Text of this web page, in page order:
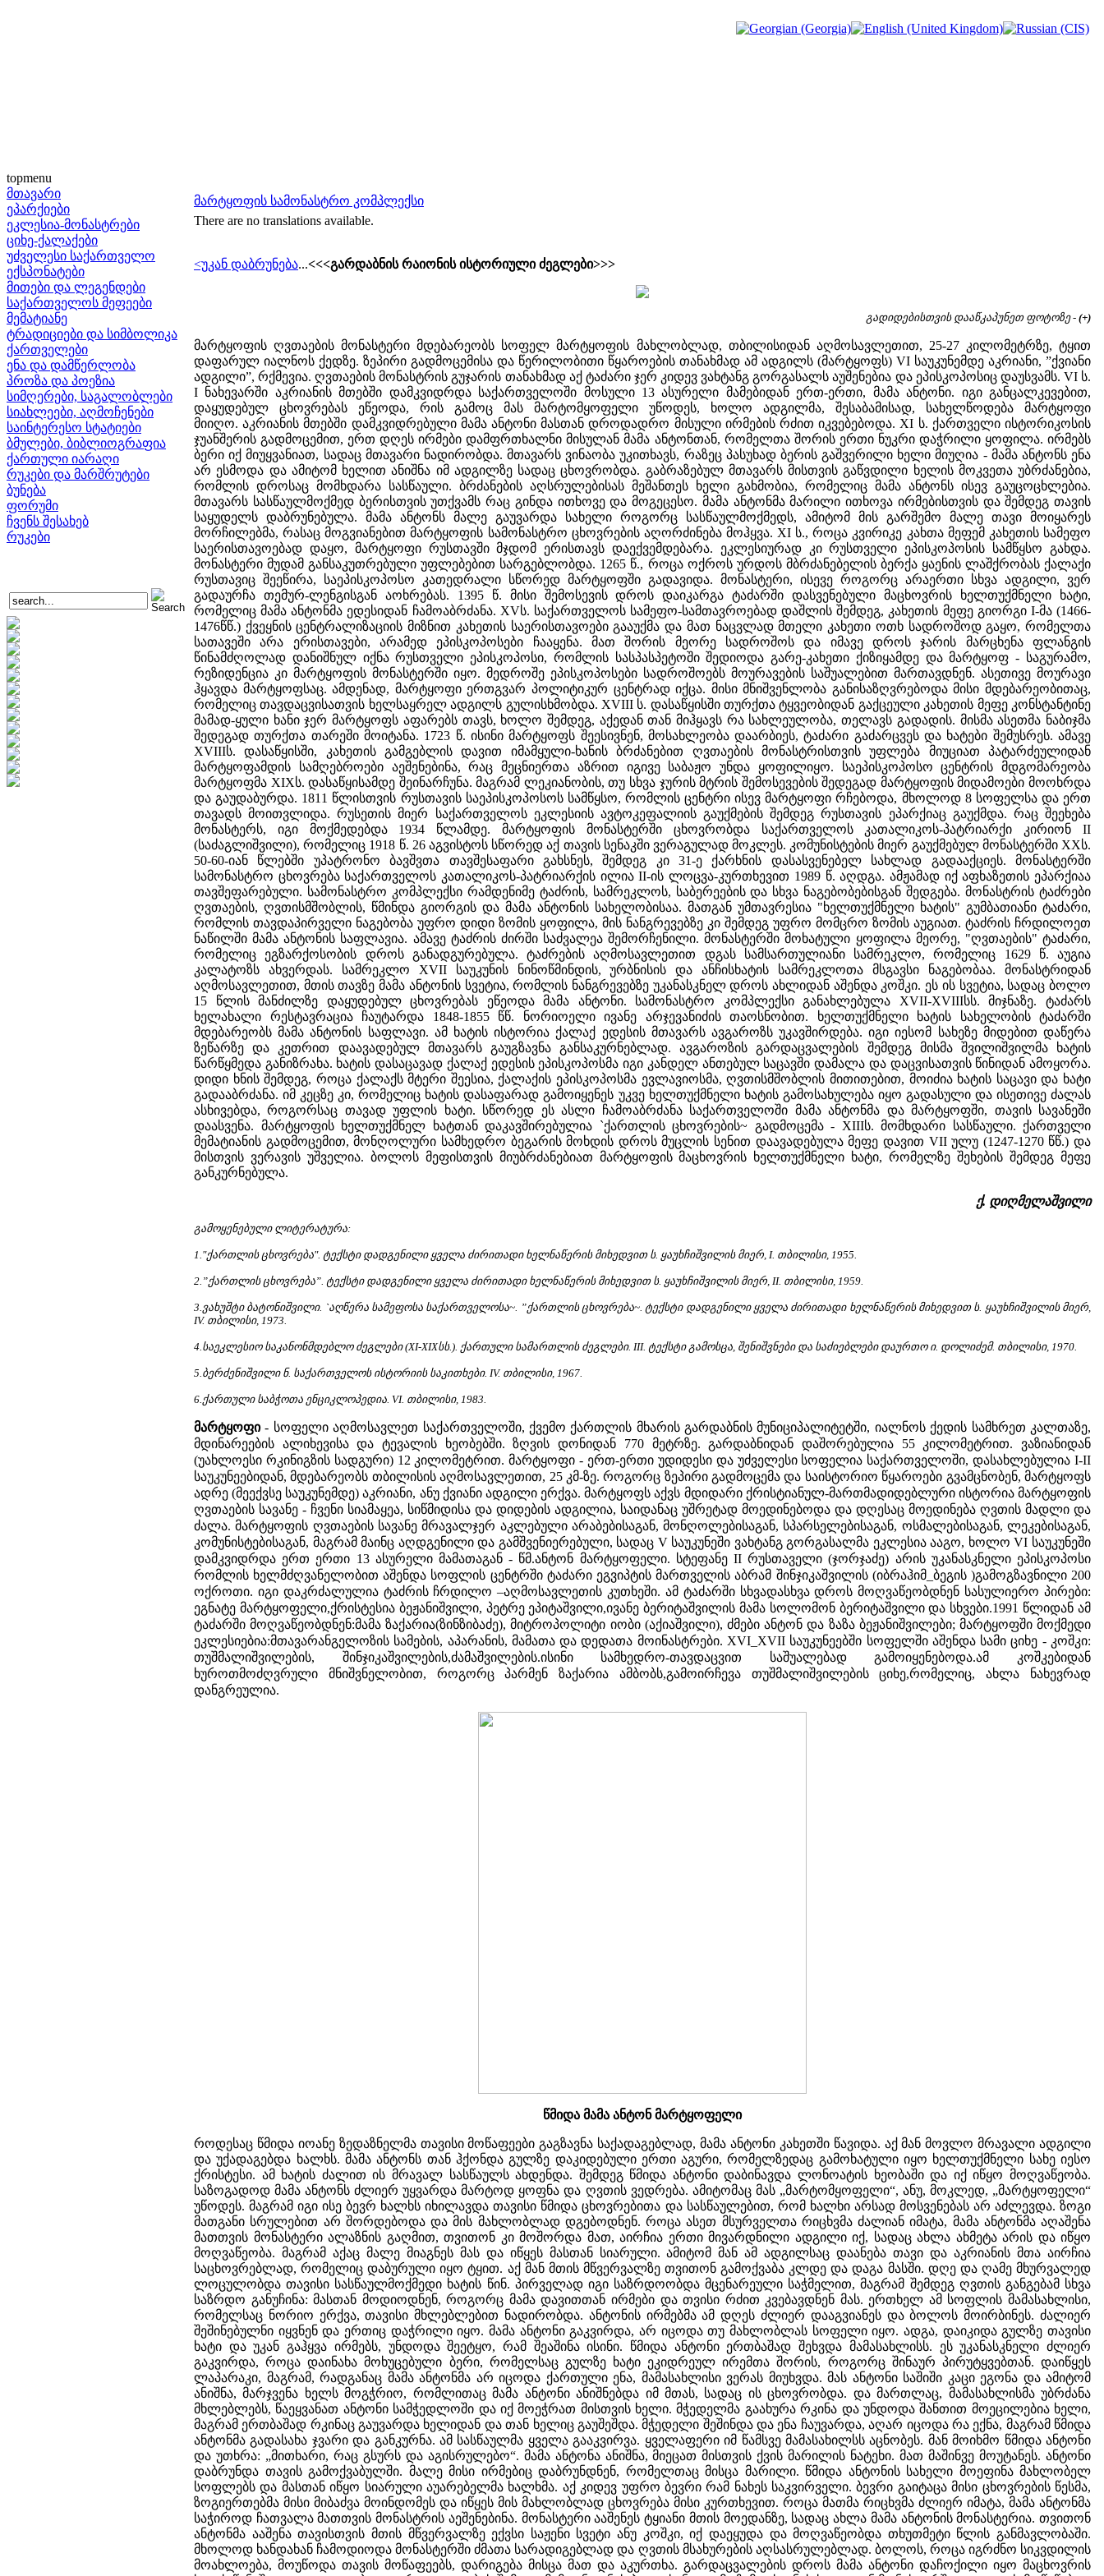
topmenu
მთავარი
ეპარქიები
ეკლესია-მონასტრები
ციხე-ქალაქები
უძველესი საქართველო
ექსპონატები
მითები და ლეგენდები
საქართველოს მეფეები
მემატიანე
ტრადიციები და სიმბოლიკა
ქართველები
ენა და დამწერლობა
პროზა და პოეზია
სიმღერები, საგალობლები
სიახლეები, აღმოჩენები
საინტერესო სტატიები
ბმულები, ბიბლიოგრაფია
ქართული იარაღი
რუკები და მარშრუტები
ბუნება
ფორუმი
ჩვენს შესახებ
რუკები
მარტყოფის სამონასტრო კომპლექსი
There are no translations available.
<უკან დაბრუნება...<<<გარდაბნის რაიონის ისტორიული ძეგლები>>>
გადიდებისთვის დააწკაპუნეთ ფოტოზე - (+)
მარტყოფის ღვთაების მონასტერი მდებარეობს სოფელ მარტყოფის მახლობლად, თბილისიდან აღმოსავლეთით, 25-27 კილომეტრზე, ტყით
დაფარულ იალნოს ქედზე. ზეპირი გადმოცემისა და წერილობითი წყაროების თანახმად ამ ადგილს (მარტყოფს) VI საუკუნემდე აკრიანი, ”ქვიანი
ადგილი”, რქმევია. ღვთაების მონასტრის გუჯარის თანახმად აქ ტაძარი ჯერ კიდევ ვახტანგ გორგასალს აუშენებია და ეპისკოპოსიც დაუსვამს. VI ს.
I ნახევარში აკრიანის მთებში დამკვიდრდა საქართველოში მოსული 13 ასურელი მამებიდან ერთ-ერთი, მამა ანტონი. იგი განცალკევებით,
დაყუდებულ ცხოვრებას ეწეოდა, რის გამოც მას მარტომყოფელი უწოდეს, ხოლო ადგილმა, შესაბამისად, სახელწოდება მარტყოფი
მიიღო. აკრიანის მთებში დამკვიდრებული მამა ანტონი მასთან დროდადრო მისული ირმების რძით იკვებებოდა. XI ს. ქართველი ისტორიკოსის
ჯუანშერის გადმოცემით, ერთ დღეს ირმები დამფრთხალნი მისულან მამა ანტონთან, რომელთა შორის ერთი ნუკრი დაჭრილი ყოფილა. ირმებს
ბერი იქ მიუყვანიათ, სადაც მთავარი ნადირობდა. მთავარს ვინაობა უკითხავს, რაზეც პასუხად ბერის გაშვერილი ხელი მიუღია - მამა ანტონს ენა
არ ესმოდა და ამიტომ ხელით ანიშნა იმ ადგილზე სადაც ცხოვრობდა. გაბრაზებულ მთავარს მისთვის გაწვდილი ხელის მოკვეთა უბრძანებია,
რომლის დროსაც მომხდარა სასწაული. ბრძანების აღსრულებისას მეშანთეს ხელი გახმობია, რომელიც მამა ანტონს ისევ გაუცოცხლებია.
მთავარს სასწაულმოქმედ ბერისთვის უთქვამს რაც გინდა ითხოვე და მოგეცესო. მამა ანტონმა მარილი ითხოვა ირმებისთვის და შემდეგ თავის
საყუდელს დაბრუნებულა. მამა ანტონს მალე გაუვარდა სახელი როგორც სასწაულმოქმედს, ამიტომ მის გარშემო მალე თავი მოიყარეს
მორჩილებმა, რასაც მოგვიანებით მარტყოფის სამონასტრო ცხოვრების აღორძინება მოჰყვა. XI ს., როცა კვირიკე კახთა მეფემ კახეთის სამეფო
საერისთავოებად დაყო, მარტყოფი რუსთავში მჯდომ ერისთავს დაექვემდებარა. ეკლესიურად კი რუსთველი ეპისკოპოსის სამწყსო გახდა.
მონასტერი მუდამ განსაკუთრებული უფლებებით სარგებლობდა. 1265 წ., როცა ოქროს ურდოს მბრძანებელის ბერქა ყაენის ლაშქრობას ქალაქი
რუსთავიც შეეწირა, საეპისკოპოსო კათედრალი სწორედ მარტყოფში გადავიდა. მონასტერი, ისევე როგორც არაერთი სხვა ადგილი, ვერ
გადაურჩა თემურ-ლენგისგან აოხრებას. 1395 წ. მისი შემოსევის დროს დაიკარგა ტაძარში დასვენებული მაცხოვრის ხელთუქმნელი ხატი,
რომელიც მამა ანტონმა ედესიდან ჩამოაბრძანა. XVს. საქართველოს სამეფო-სამთავროებად დაშლის შემდეგ, კახეთის მეფე გიორგი I-მა (1466-
1476წწ.) ქვეყნის ცენტრალიზაციის მიზნით კახეთის საერისთავოები გააუქმა და მათ ნაცვლად მთელი კახეთი ოთხ სადროშოდ გაყო, რომელთა
სათავეში არა ერისთავები, არამედ ეპისკოპოსები ჩააყენა. მათ შორის მეორე სადროშოს და იმავე დროს ჯარის მარცხენა ფლანგის
წინამძღოლად დანიშნულ იქნა რუსთველი ეპისკოპოსი, რომლის სასპასპეტოში შედიოდა გარე-კახეთი ქიზიყამდე და მარტყოფ - საგურამო,
რეზიდენცია კი მარტყოფის მონასტერში იყო. მედროშე ეპისკოპოსები სადროშოებს მოურავების საშუალებით მართავდნენ. ასეთივე მოურავი
ჰყავდა მარტყოფსაც. ამდენად, მარტყოფი ერთგვარ პოლიტიკურ ცენტრად იქცა. მისი მნიშვენლობა განისაზღვრებოდა მისი მდებარეობითაც,
რომელიც თავდაცვისათვის ხელსაყრელ ადგილს გულისხმობდა. XVIII ს. დასაწყისში თურქთა ტყვეობიდან გაქცეული კახეთის მეფე კონსტანტინე
მამად-ყული ხანი ჯერ მარტყოფს აფარებს თავს, ხოლო შემდეგ, აქედან თან მიჰყავს რა სახლეულობა, თელავს გადადის. მისმა ასეთმა ნაბიჯმა
შედეგად თურქთა თარეში მოიტანა. 1723 წ. ისინი მარტყოფს შეესივნენ, მოსახლეობა დაარბიეს, ტაძარი გაძარცვეს და ხატები შემუსრეს. ამავე
XVIIIს. დასაწყისში, კახეთის გამგებლის დავით იმამყული-ხანის ბრძანებით ღვთაების მონასტრისთვის უფლება მიუციათ პატარძეულიდან
მარტყოფამდის სამღებროები აეშენებინა, რაც მეცნიერთა აზრით იგივე საბაჟო უნდა ყოფილიყო. საეპისკოპოსო ცენტრის მდგომარეობა
მარტყოფმა XIXს. დასაწყისამდე შეინარჩუნა. მაგრამ ლეკიანობის, თუ სხვა ჯურის მტრის შემოსევების შედეგად მარტყოფის მიდამოები მოოხრდა
და გაუდაბურდა. 1811 წლისთვის რუსთავის საეპისკოპოსოს სამწყსო, რომლის ცენტრი ისევ მარტყოფი რჩებოდა, მხოლოდ 8 სოფელსა და ერთ
თავადს მოითვლიდა. რუსეთის მიერ საქართველოს ეკლესიის ავტოკეფალიის გაუქმების შემდეგ რუსთავის ეპარქიაც გაუქმდა. რაც შეეხება
მონასტერს, იგი მოქმედებდა 1934 წლამდე. მარტყოფის მონასტერში ცხოვრობდა საქართველოს კათალიკოს-პატრიარქი კირიონ II
(საძაგლიშვილი), რომელიც 1918 წ. 26 აგვისტოს სწორედ აქ თავის სენაკში ვერაგულად მოკლეს. კომუნისტების მიერ გაუქმებულ მონასტერში XXს.
50-60-იან წლებში უპატრონო ბავშვთა თავშესაფარი გახსნეს, შემდეგ კი 31-ე ქარხნის დასასვენებელ სახლად გადააქციეს. მონასტერში
სამონასტრო ცხოვრება საქართველოს კათალიკოს-პატრიარქის ილია II-ის ლოცვა-კურთხევით 1989 წ. აღდგა. ამჟამად იქ აფხაზეთის ეპარქიაა
თავშეფარებული. სამონასტრო კომპლექსი რამდენიმე ტაძრის, სამრეკლოს, საბერეების და სხვა ნაგებობებისგან შედგება. მონასტრის ტაძრები
ღვთაების, ღვთისმშობლის, წმინდა გიორგის და მამა ანტონის სახელობისაა. მათგან უმთავრესია "ხელთუქმნელი ხატის" გუმბათიანი ტაძარი,
რომლის თავდაპირველი ნაგებობა უფრო დიდი ზომის ყოფილა, მის ნანგრევებზე კი შემდეგ უფრო მომცრო ზომის აუგიათ. ტაძრის ჩრდილოეთ
ნაწილში მამა ანტონის საფლავია. ამავე ტაძრის ძირში საძვალეა შემორჩენილი. მონასტერში მოხატული ყოფილა მეორე, "ღვთაების" ტაძარი,
რომელიც ეგზარქოსობის დროს განადგურებულა. ტაძრების აღმოსავლეთით დგას სამსართულიანი სამრეკლო, რომელიც 1629 წ. აუგია
კალატოზს ახვერდას. სამრეკლო XVII საუკუნის ნინოწმინდის, ურბნისის და ანჩისხატის სამრეკლოთა მსგავსი ნაგებობაა. მონასტრიდან
აღმოსავლეთით, მთის თავზე მამა ანტონის სვეტია, რომლის ნანგრევებზე უკანასკნელ დროს ახლიდან აშენდა კოშკი. ეს ის სვეტია, სადაც ბოლო
15 წლის მანძილზე დაყუდებულ ცხოვრებას ეწეოდა მამა ანტონი. სამონასტრო კომპლექსი განახლებულა XVII-XVIIIსს. მიჯნაზე. ტაძარს
ხელახალი რესტავრაცია ჩაუტარდა 1848-1855 წწ. ნორიოელი ივანე არჯევანიძის თაოსნობით. ხელთუქმნელი ხატის სახელობის ტაძარში
მდებარეობს მამა ანტონის საფლავი. ამ ხატის ისტორია ქალაქ ედესის მთავარს ავგაროზს უკავშირდება. იგი იესომ სახეზე მიდებით დაწერა
ზეწარზე და კეთრით დაავადებულ მთავარს გაუგზავნა განსაკურნებლად. ავგაროზის გარდაცვალების შემდეგ მისმა შვილიშვილმა ხატის
წარწყმედა განიზრახა. ხატის დასაცავად ქალაქ ედესის ეპისკოპოსმა იგი კანდელ ანთებულ საცავში დამალა და დაცვისათვის წინიდან ამოყორა.
დიდი ხნის შემდეგ, როცა ქალაქს მტერი შეესია, ქალაქის ეპისკოპოსმა ევლავიოსმა, ღვთისმშობლის მითითებით, მოიძია ხატის საცავი და ხატი
გადააბრძანა. იმ კეცზე კი, რომელიც ხატის დასაფარად გამოიყენეს უკვე ხელთუქმნელი ხატის გამოსახულება იყო გადასული და ისეთივე ძალას
ასხივებდა, როგორსაც თავად უფლის ხატი. სწორედ ეს ასლი ჩამოაბრძანა საქართველოში მამა ანტონმა და მარტყოფში, თავის სავანეში
დაასვენა. მარტყოფის ხელთუქმნელ ხატთან დაკავშირებულია `ქართლის ცხოვრების~ გადმოცემა - XIIIს. მომხდარი სასწაული. ქართველი
მემატიანის გადმოცემით, მონღოლური სამხედრო ბეგარის მოხდის დროს მუცლის სენით დაავადებულა მეფე დავით VII ულუ (1247-1270 წწ.) და
მისთვის ვერავის უშველია. ბოლოს მეფისთვის მიუბრძანებიათ მარტყოფის მაცხოვრის ხელთუქმნელი ხატი, რომელზე შეხების შემდეგ მეფე
განკურნებულა.
ქ. დიღმელაშვილი
გამოყენებული ლიტერატურა:
1."ქართლის ცხოვრება". ტექსტი დადგენილი ყველა ძირითადი ხელნაწერის მიხედვით ს. ყაუხჩიშვილის მიერ, I. თბილისი, 1955.
2.”ქართლის ცხოვრება”. ტექსტი დადგენილი ყველა ძირითადი ხელნაწერის მიხედვით ს. ყაუხჩიშვილის მიერ, II. თბილისი, 1959.
3.ვახუშტი ბატონიშვილი. `აღწერა სამეფოსა საქართველოსა~. ”ქართლის ცხოვრება~. ტექსტი დადგენილი ყველა ძირითადი ხელნაწერის მიხედვით ს. ყაუხჩიშვილის მიერ,
IV. თბილისი, 1973.
4.საეკლესიო საკანონმდებლო ძეგლები (XI-XIXსს.). ქართული სამართლის ძეგლები. III. ტექსტი გამოსცა, შენიშვნები და საძიებლები დაურთო ი. დოლიძემ. თბილისი, 1970.
5.ბერძენიშვილი ნ. საქართველოს ისტორიის საკითხები. IV. თბილისი, 1967.
6.ქართული საბჭოთა ენციკლოპედია. VI. თბილისი, 1983.
მარტყოფი- სოფელი აღმოსავლეთ საქართველოში, ქვემო ქართლის მხარის გარდაბნის მუნიციპალიტეტში, იალნოს ქედის სამხრეთ კალთაზე,
მდინარეების ალიხევისა და ტევალის ხეობებში. ზღვის დონიდან 770 მეტრზე. გარდაბნიდან დაშორებულია 55 კილომეტრით. ვაზიანიდან
(უახლოესი რკინიგზის სადგური) 12 კილომეტრით. მარტყოფი - ერთ-ერთი უდიდესი და უძველესი სოფელია საქართველოში, დასახლებულია I-II
საუკუნეებიდან, მდებარეობს თბილისის აღმოსავლეთით, 25 კმ-ზე. როგორც ზეპირი გადმოცემა და საისტორიო წყაროები გვამცნობენ, მარტყოფს
ადრე (მეექვსე საუკუნემდე) აკრიანი, ანუ ქვიანი ადგილი ერქვა. მარტყოფს აქვს მდიდარი ქრისტიანულ-მართმადიდებლური ისტორია მარტყოფის
ღვთაების სავანე - ჩვენი სიამაყეა, სიწმიდისა და დიდების ადგილია, საიდანაც უშრეტად მოედინებოდა და დღესაც მოედინება ღვთის მადლი და
ძალა. მარტყოფის ღვთაების სავანე მრავალჯერ აკლებული არაბებისაგან, მონღოლებისაგან, სპარსელებისაგან, ოსმალებისაგან, ლეკებისაგან,
კომუნისტებისაგან, მაგრამ მაინც აღდგენილი და გამშვენიერებული, სადაც V საუკუნეში ვახტანგ გორგასალმა ეკლესია ააგო, ხოლო VI საუკუნეში
დამკვიდრდა ერთ ერთი 13 ასურელი მამათაგან - წმ.ანტონ მარტყოფელი. სტეფანე II რუსთაველი (ჯორჯაძე) არის უკანასკნელი ეპისკოპოსი
რომლის ხელმძღვანელობით აშენდა სოფლის ცენტრში ტაძარი ეგვიპტის მართველის აბრამ შინჯიკაშვილის (იბრაჰიმ_ბეგის )გამოგზავნილი 200
ოქროთი. იგი დაკრძალულია ტაძრის ჩრდილო –აღმოსავლეთის კუთხეში. ამ ტაძარში სხვადასხვა დროს მოღვაწეობდნენ სასულიერო პირები:
ეგნატე მარტყოფელი,ქრისტესია ბეჟანიშვილი, პეტრე ეპიტაშვილი,ივანე ბერიტაშვილის მამა სოლომონ ბერიტაშვილი და სხვები.1991 წლიდან ამ
ტაძარში მოღვაწეობდნენ:მამა ზაქარია(ზინზიბაძე), მიტროპოლიტი იობი (აქიაშვილი), ძმები ანტონ და ზაზა ბეჟანიშვილები; მარტყოფში მოქმედი
ეკლესიებია:მთავარანგელოზის სამების, აპარანის, მამათა და დედათა მოინასტრები. XVI_XVII საუკუნეებში სოფელში აშენდა სამი ციხე - კოშკი:
თუშმალიშვილების, შინჯიკაშვილების,ძამაშვილების.ისინი სამხედრო-თავდაცვით საშუალებად გამოიყენებოდა.ამ კოშკებიდან
ხუროთმოძღვრული მნიშვნელობით, როგორც პარმენ ზაქარია ამბობს,გამოირჩევა თუშმალიშვილების ციხე,რომელიც, ახლა ნახევრად
დანგრეულია.
წმიდა მამა ანტონ მარტყოფელი
როდესაც წმიდა იოანე ზედაზნელმა თავისი მოწაფეები გაგზავნა საქადაგებლად, მამა ანტონი კახეთში წავიდა. აქ მან მოვლო მრავალი ადგილი
და უქადაგებდა ხალხს. მამა ანტონს თან ჰქონდა გულზე დაკიდებული ერთი აგური, რომელზედაც გამოხატული იყო ხელთუქმნელი სახე იესო
ქრისტესი. ამ ხატის ძალით ის მრავალ სასწაულს ახდენდა. შემდეგ წმიდა ანტონი დაბინავდა ლონოატის ხეობაში და იქ იწყო მოღვაწეობა.
საზოგადოდ მამა ანტონს ძლიერ უყვარდა მარტოდ ყოფნა და ღვთის ვედრება. ამიტომაც მას „მარტომყოფელი“, ანუ, მოკლედ, „მარტყოფელი“
უწოდეს. მაგრამ იგი ისე ბევრ ხალხს იხილავდა თავისი წმიდა ცხოვრებითა და სასწაულებით, რომ ხალხი არსად მოსვენებას არ აძლევდა. ზოგი
მათგანი სრულებით არ შორდებოდა და მის მახლობლად დგებოდნენ. როცა ასეთ მსურველთა რიცხვმა ძალიან იმატა, მამა ანტონმა აღაშენა
მათთვის მონასტერი ალაზნის გაღმით, თვითონ კი მოშორდა მათ, აირჩია ერთი მივარდნილი ადგილი იქ, სადაც ახლა ახმეტა არის და იწყო
მოღვაწეობა. მაგრამ აქაც მალე მიაგნეს მას და იწყეს მასთან სიარული. ამიტომ მან ამ ადგილსაც დაანება თავი და აკრიანის მთა აირჩია
საცხოვრებლად, რომელიც დაბურული იყო ტყით. აქ მან მთის მწვერვალზე თვითონ გამოქვაბა კლდე და დაგა მასში. დღე და ღამე მხურვალედ
ლოცულობდა თავისი სასწაულმოქმედი ხატის წინ. პირველად იგი საზრდოობდა მცენარეული საჭმელით, მაგრამ შემდეგ ღვთის განგებამ სხვა
საზრდო განუჩინა: მასთან მოდიოდნენ, როგორც მამა დავითთან ირმები და თვისი რძით კვებავდნენ მას. ერთხელ ამ სოფლის მამასახლისი,
რომელსაც ნორიო ერქვა, თავისი მხლებლებით ნადირობდა. ანტონის ირმებმა ამ დღეს ძლიერ დააგვიანეს და ბოლოს მოირბინეს. ძალიერ
შეშინებულნი იყვნენ და ერთიც დაჭრილი იყო. მამა ანტონი გაკვირდა, არ იცოდა თუ მახლობლას სოფელი იყო. ადგა, დაიკიდა გულზე თავისი
ხატი და უკან გაჰყვა ირმებს, უნდოდა შეეტყო, რამ შეაშინა ისინი. წმიდა ანტონი ერთბაშად შეხვდა მამასახლისს. ეს უკანასკნელი ძლიერ
გაკვირდა, როცა დაინახა მოხუცებული ბერი, რომელსაც გულზე ხატი ეკიდრეულ ირემთა შორის, როგორც შინაურ პირუტყვებთან. დაიწყეს
ლაპარაკი, მაგრამ, რადგანაც მამა ანტონმა არ იცოდა ქართული ენა, მამასახლისი ვერას მიუხვდა. მას ანტონი საშიში კაცი ეგონა და ამიტომ
ანიშნა, მარჯვენა ხელს მოგჭრიო, რომლითაც მამა ანტონი ანიშნებდა იმ მთას, სადაც ის ცხოვრობდა. და მართლაც, მამასახლისმა უბრძანა
მხლებლებს, წაეყვანათ ანტონი სამჭედლოში და იქ მოეჭრათ მისთვის ხელი. მჭედელმა გაახურა რკინა და უნდოდა შანთით მოეცილებია ხელი,
მაგრამ ერთბაშად რკინაც გაუვარდა ხელიდან და თან ხელიც გაუშეშდა. მჭედელი შეშინდა და ენა ჩაუვარდა, აღარ იცოდა რა ექნა, მაგრამ წმიდა
ანტონმა გადასახა ჯვარი და განკურნა. ამ სასწაულმა ყველა გააკვირვა. ყველაფერი იმ წამსვე მამასახილსს აცნობეს. მან მოიხმო წმიდა ანტონი
და უთხრა: „მითხარი, რაც გსურს და აგისრულებო“. მამა ანტონა ანიშნა, მიეცათ მისთვის ქვის მარილის ნატეხი. მათ მაშინვე მოუტანეს. ანტონი
დაბრუნდა თავის გამოქვაბულში. მალე მისი ირმებიც დაბრუნდნენ, რომელთაც მისცა მარილი. წმიდა ანტონის სახელი მოეფინა მახლობელ
სოფლებს და მასთან იწყო სიარული აუარებელმა ხალხმა. აქ კიდევ უფრო ბევრი რამ ნახეს საკვირველი. ბევრი გაიტაცა მისი ცხოვრების წესმა,
ზოგიერთებმა მისი მიბაძვა მოინდომეს და იწყეს მის მახლობლად ცხოვრება მისი კურთხევით. როცა მათმა რიცხვმა ძლიერ იმატა, მამა ანტონმა
საჭიროდ ჩათვალა მათთვის მონასტრის აეშენებინა. მონასტერი ააშენეს ტყიანი მთის მოედანზე, სადაც ახლა მამა ანტონის მონასტერია. თვითონ
ანტონმა ააშენა თავისთვის მთის მწვერვალზე ექვსი საჟენი სვეტი ანუ კოშკი, იქ დაეყუდა და მოღვაწეობდა თხუთმეტი წლის განმავლობაში.
მხოლოდ ხანდახან ჩამოდიოდა მონასტერში ძმათა სარადიგებლად და ღვთის მსახურების აღსასრულებლად. ბოლოს, როცა იგრძნო სიკვდილის
მოახლოება, მოუწოდა თავის მოწაფეებს, დარიგება მისცა მათ და აკურთხა. გარდაცვალების დროს მამა ანტონი დაჩოქილი იყო მაცხოვრის